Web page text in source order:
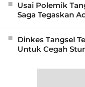
Usai Polemik
Saga Tegaskan
Dinkes Tangsel
Untuk Cegah